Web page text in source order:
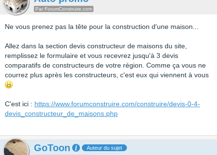
Par ForumConstruire.com
Ne vous prenez pas la tête pour la construction d'une maison...
Allez dans la section devis constructeur de maisons du site,
remplissez le formulaire et vous recevrez jusqu'à 3 devis
comparatifs de constructeurs de votre région. Comme ça vous ne
courrez plus après les constructeurs, c'est eux qui viennent à vous
C'est ici : https://www.forumconstruire.com/construire/devis-0-4-
devis_constructeur_de_maisons.php
GoToon Auteur du sujet